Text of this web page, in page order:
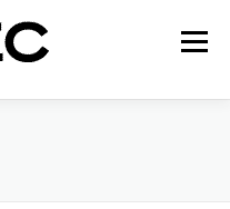
Menü